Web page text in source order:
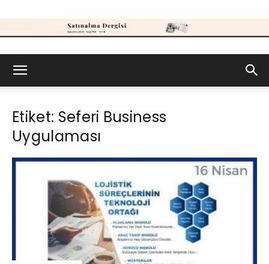
Dergisi
Etiket: Seferi Business
Uygulaması